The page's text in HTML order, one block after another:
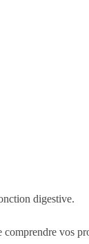
digestive.
vos